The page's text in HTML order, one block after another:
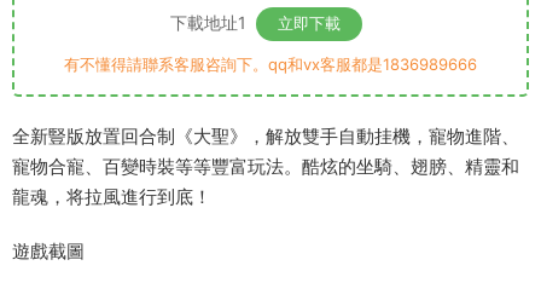
下載地址1 立即下載
有不懂得請聯系客服咨詢下。qq和vx客服都是1836989666
全新豎版放置回合制《大聖》，解放雙手自動挂機，寵物進階、
寵物合寵、百變時裝等等豐富玩法。酷炫的坐騎、翅膀、精靈和
龍魂，将拉風進行到底！
遊戲截圖